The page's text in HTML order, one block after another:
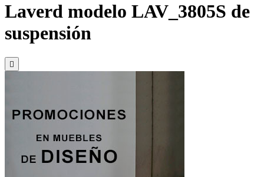
Laverd modelo LAV_3805S de
suspensión
